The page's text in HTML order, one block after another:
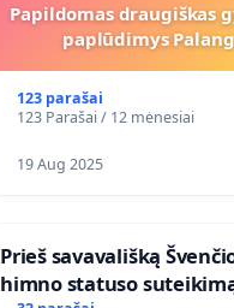
Papildomas draugiškas
paplūdimys
123 parašai
123 Parašai / 12 mėnesiai
19 Aug 2025
​Prieš savavališką
himno statuso